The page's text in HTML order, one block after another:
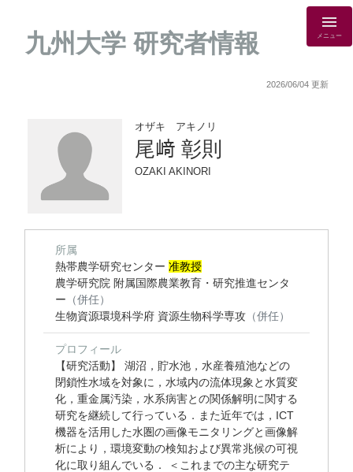
九州大学 研究者情報 メニュー
2026/06/04 更新
オザキ アキノリ
尾﨑 彰則
OZAKI AKINORI
所属
熱帯農学研究センター 准教授
農学研究院 附属国際農業教育・研究推進センタ
ー （併任）
生物資源環境科学府 資源生物科学専攻 （併任）
プロフィール
【研究活動】 湖沼，貯水池，水産養殖池などの
閉鎖性水域を対象に，水域内の流体現象と水質変
化，重金属汚染，水系病害との関係解明に関する
研究を継続して行っている．また近年では，ICT
機器を活用した水圏の画像モニタリングと画像解
析により，環境変動の検知および異常兆候の可視
化に取り組んでいる． ＜これまでの主な研究テ